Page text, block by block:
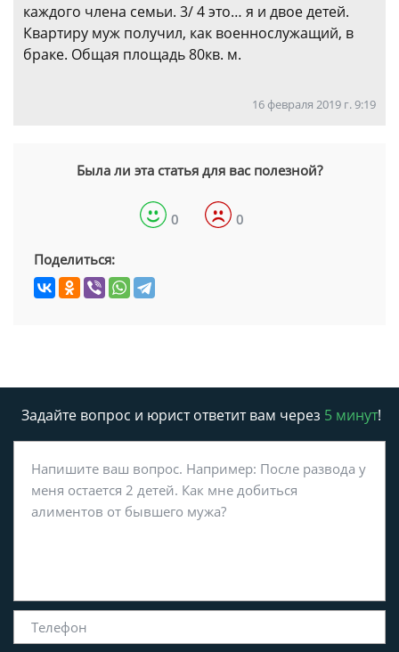
каждого члена семьи. 3/ 4 это… я и двое детей.
Квартиру муж получил, как военнослужащий, в
браке. Общая площадь 80кв. м.
16 февраля 2019 г. 9:19
Была ли эта статья для вас полезной?
0 0
Поделиться:
Задайте вопрос и юрист ответит вам через 5 минут!